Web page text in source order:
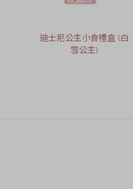
迪士尼公主小食禮盒 (白
雪公主)